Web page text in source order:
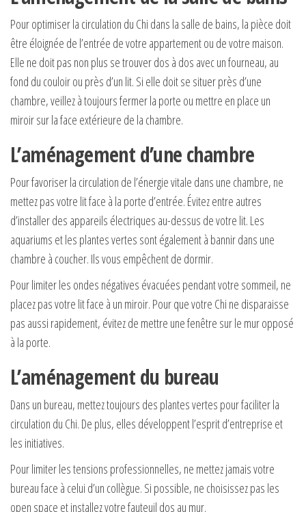
Pour optimiser la circulation du Chi dans la salle de bains, la pièce doit
être éloignée de l’entrée de votre appartement ou de votre maison.
Elle ne doit pas non plus se trouver dos à dos avec un fourneau, au
fond du couloir ou près d’un lit. Si elle doit se situer près d’une
chambre, veillez à toujours fermer la porte ou mettre en place un
miroir sur la face extérieure de la chambre.
L’aménagement d’une chambre
Pour favoriser la circulation de l’énergie vitale dans une chambre, ne
mettez pas votre lit face à la porte d’entrée. Évitez entre autres
d’installer des appareils électriques au-dessus de votre lit. Les
aquariums et les plantes vertes sont également à bannir dans une
chambre à coucher. Ils vous empêchent de dormir.
Pour limiter les ondes négatives évacuées pendant votre sommeil, ne
placez pas votre lit face à un miroir. Pour que votre Chi ne disparaisse
pas aussi rapidement, évitez de mettre une fenêtre sur le mur opposé
à la porte.
L’aménagement du bureau
Dans un bureau, mettez toujours des plantes vertes pour faciliter la
circulation du Chi. De plus, elles développent l’esprit d’entreprise et
les initiatives.
Pour limiter les tensions professionnelles, ne mettez jamais votre
bureau face à celui d’un collègue. Si possible, ne choisissez pas les
open space et installez votre fauteuil dos au mur.